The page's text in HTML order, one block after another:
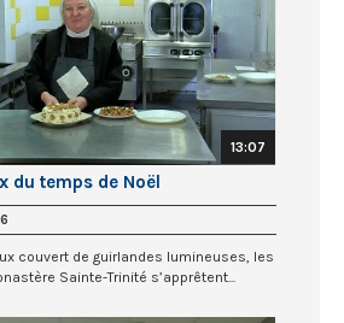
13:07
du temps de Noël
couvert de guirlandes lumineuses, les
Sainte-Trinité s’apprêtent...